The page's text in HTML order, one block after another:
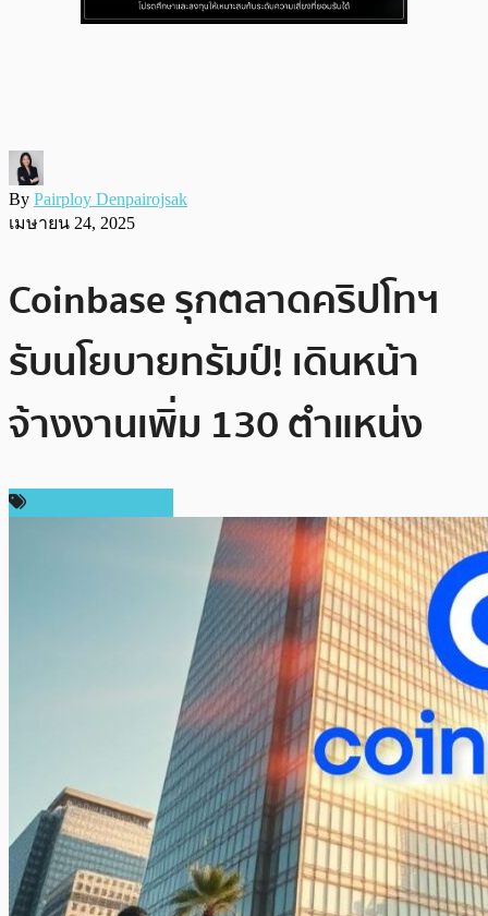
By Pairploy Denpairojsak
เมษายน 24, 2025
Coinbase รุกตลาดคริปโทฯ
รับนโยบายทรัมป์! เดินหน้า
จ้างงานเพิ่ม 130 ตำแหน่ง